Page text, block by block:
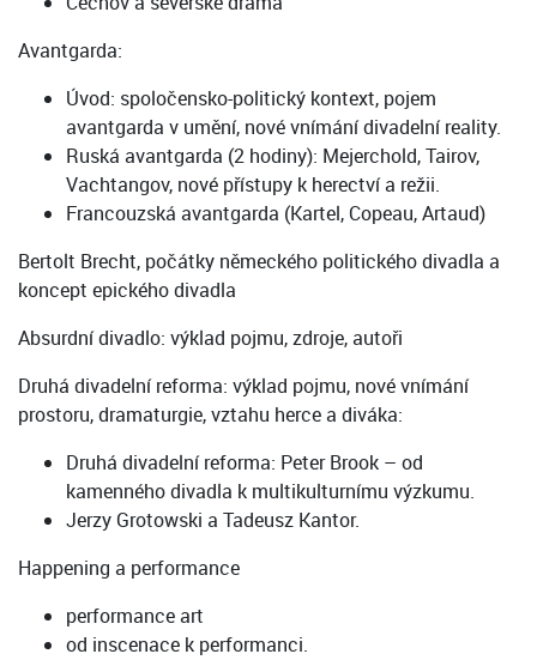
Avantgarda:
Úvod: spoločensko-politický kontext, pojem
avantgarda v umění, nové vnímání divadelní reality.
Ruská avantgarda (2 hodiny): Mejerchold, Tairov,
Vachtangov, nové přístupy k herectví a režii.
Francouzská avantgarda (Kartel, Copeau, Artaud)
Bertolt Brecht, počátky německého politického divadla a
koncept epického divadla
Absurdní divadlo: výklad pojmu, zdroje, autoři
Druhá divadelní reforma: výklad pojmu, nové vnímání
prostoru, dramaturgie, vztahu herce a diváka:
Druhá divadelní reforma: Peter Brook – od
kamenného divadla k multikulturnímu výzkumu.
Jerzy Grotowski a Tadeusz Kantor.
Happening a performance
performance art
od inscenace k performanci.